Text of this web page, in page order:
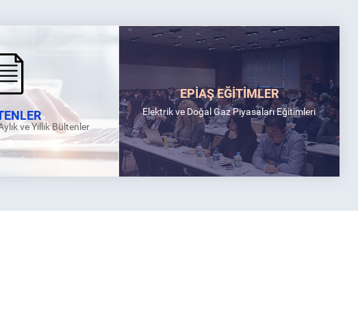
ve Yıllık Bültenler
EPİAŞ EĞİTİMLER
Elektrik ve Doğal Gaz Piyasaları Eğitimleri